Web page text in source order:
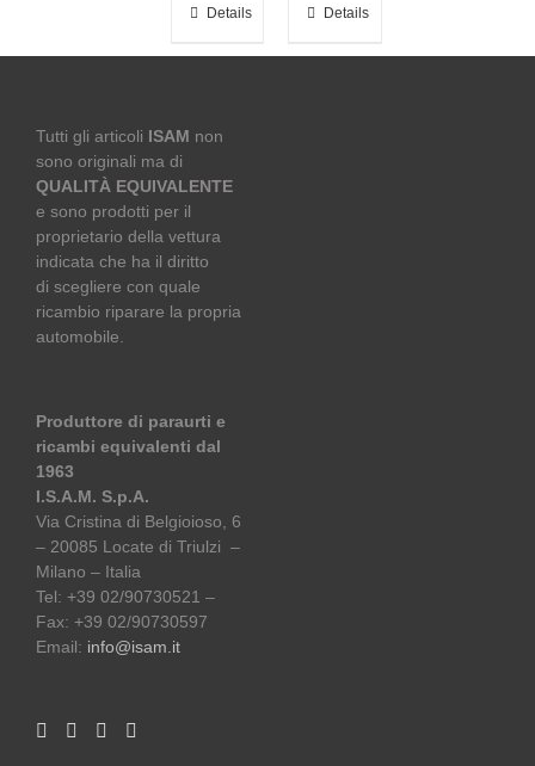
Details Details
Tutti gli articoli ISAM non
sono originali ma di
QUALITÀ EQUIVALENTE
e sono prodotti per il
proprietario della vettura
indicata che ha il diritto
di scegliere con quale
ricambio riparare la propria
automobile.
Produttore di paraurti e
ricambi equivalenti dal
1963
I.S.A.M. S.p.A.
Via Cristina di Belgioioso, 6
– 20085 Locate di Triulzi –
Milano – Italia
Tel: +39 02/90730521 –
Fax: +39 02/90730597
Email: info@isam.it